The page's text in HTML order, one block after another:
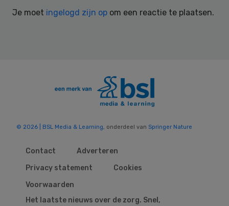
Je moet ingelogd zijn op om een reactie te plaatsen.
© 2026 | BSL Media & Learning , onderdeel van Springer Nature
Contact
Adverteren
Privacy statement
Cookies
Voorwaarden
Het laatste nieuws over de zorg. Snel,